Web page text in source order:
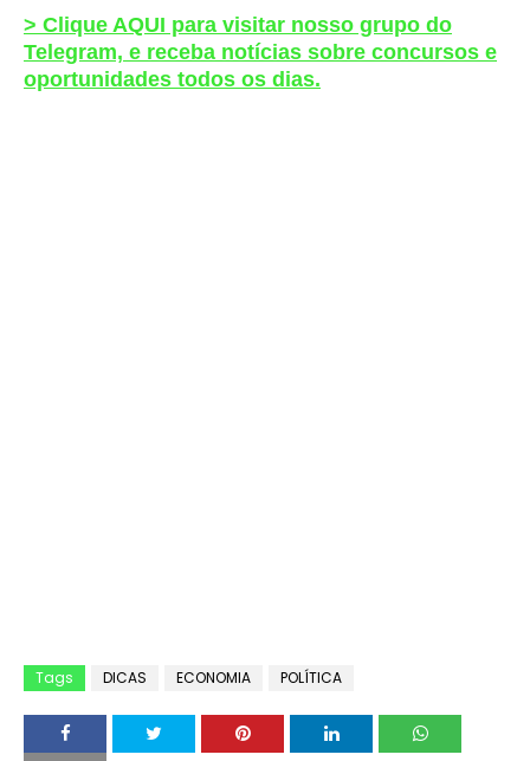
> Clique AQUI para visitar nosso grupo do
Telegram, e receba notícias sobre concursos e
oportunidades todos os dias.
Tags DICAS ECONOMIA POLÍTICA